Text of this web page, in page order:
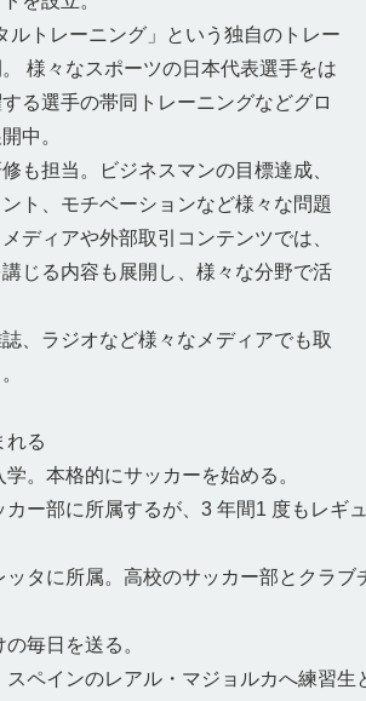
ルトレーニング」という独自のトレー
様々なスポーツの日本代表選手をは
る選手の帯同トレーニングなどグロ
中。
も担当。ビジネスマンの目標達成、
ト、モチベーションなど様々な問題
ディアや外部取引コンテンツでは、
じる内容も展開し、様々な分野で活
、ラジオなど様々なメディアでも取
れる
。本格的にサッカーを始める。
カー部に所属するが、3 年間1 度もレギ
ッタに所属。高校のサッカー部とクラ
毎日を送る。
スペインのレアル・マジョルカへ練習生